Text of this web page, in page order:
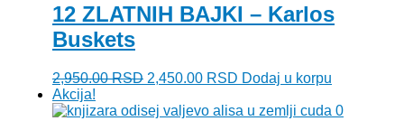
12 ZLATNIH BAJKI – Karlos
Buskets
2,950.00RSD Originalna
je
2,450.00 RSD Trenutna
je:
Dodaj u korpu
Akcija!